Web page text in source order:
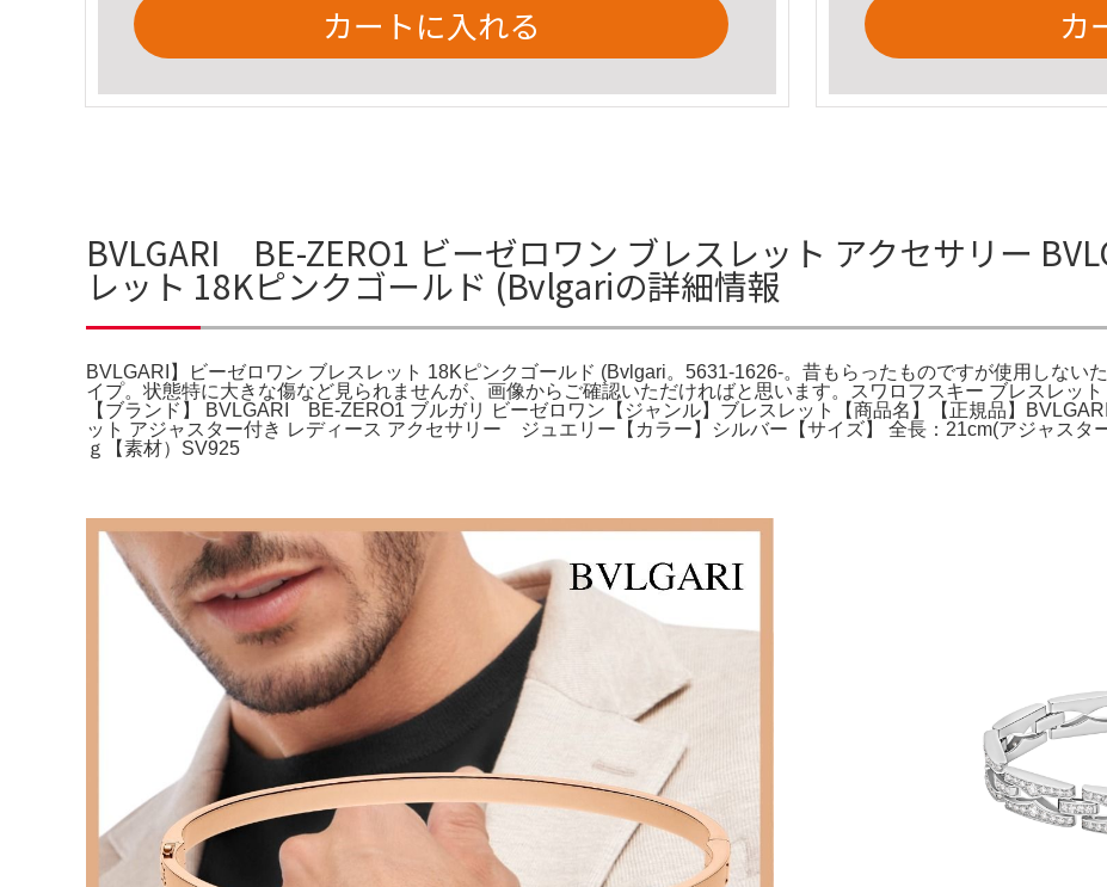
カートに入れる カ
BVLGARI BE-ZERO1 ビーゼロワン ブレスレット アクセサリー
レット 18Kピンクゴールド (Bvlgariの詳細情報
BVLGARI】ビーゼロワン ブレスレット 18Kピンクゴールド (Bvlgari。5631-1626-。昔もらったものですが使用しな
イプ。状態特に大きな傷など見られませんが、画像からご確認いただければと思います。スワロフスキー ブレスレッ
【ブランド】 BVLGARI BE-ZERO1 ブルガリ ビーゼロワン【ジャンル】ブレスレット【商品名】【正規品】
ット アジャスター付き レディース アクセサリー ジュエリー【カラー】シルバー【サイズ】 全長：21cm(アジャスタ
ｇ【素材）SV925